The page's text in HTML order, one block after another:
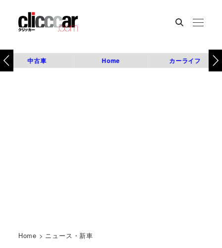
中古車 Home カーライフ
Home > ニュース・新車